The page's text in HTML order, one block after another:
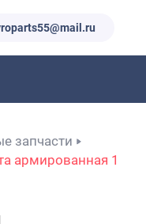
запчасти
армированная 1